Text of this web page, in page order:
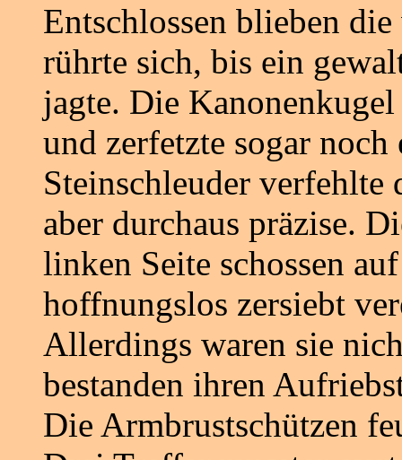
Entschlossen blieben
rührte sich, bis ein
jagte. Die
und zerfetzte sogar
Steinschleuder verfehlte
aber durchaus präzise.
linken Seite schossen
hoffnungslos zersiebt
Allerdings waren sie
bestanden ihren
Die Armbrustschützen